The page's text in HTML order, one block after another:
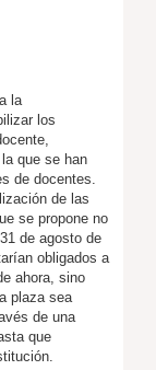
la
los
que se han
de docentes.
de las
se propone no
de agosto de
obligados a
ahora, sino
plaza sea
de una
que